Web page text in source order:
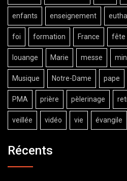
enfants enseignement
foi formation France fête
louange Marie messe
Musique Notre-Dame pape
PMA prière pèlerinage
veillée vidéo vie évangile
Récents